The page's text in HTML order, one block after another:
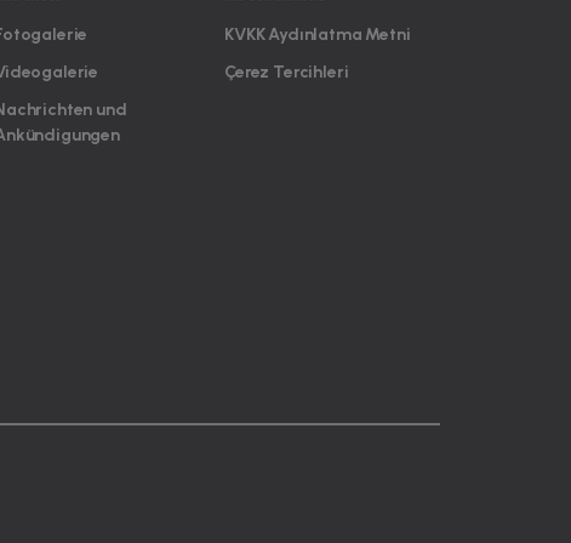
und
KVKK Aydınlatma Metni
Çerez Tercihleri